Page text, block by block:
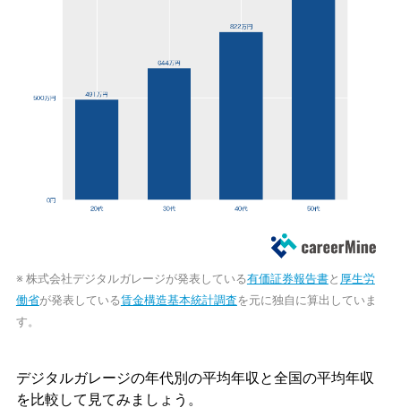
※ 株式会社デジタルガレージが発表している有価証券報告書と 厚生労
働省が発表している賃金構造基本統計調査を元に独自に算出していま
す。
デジタルガレージの年代別の平均年収と全国の平均年収
を比較して見てみましょう。